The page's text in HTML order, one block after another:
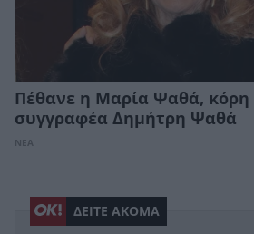
Πέθανε η Μαρία Ψαθά, κόρη
συγγραφέα Δημήτρη Ψαθά
ΝΕΑ
ΔΕΙΤΕ ΑΚΟΜΑ